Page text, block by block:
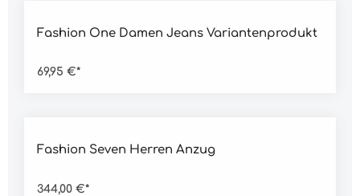
Fashion One Damen Jeans Variantenprodukt
69,95 €*
Fashion Seven Herren Anzug
344,00 €*